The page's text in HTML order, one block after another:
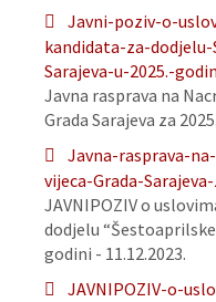
Javni-poziv-o-
kandidata-za-
Sarajeva-u-2025.-
Javna rasprava na
Grada Sarajeva za
Javna-rasprava-
vijeca-Grada-
JAVNIPOZIV o
dodjelu “Šestoaprilske
godini - 11.12.2023.
JAVNIPOZIV-o-